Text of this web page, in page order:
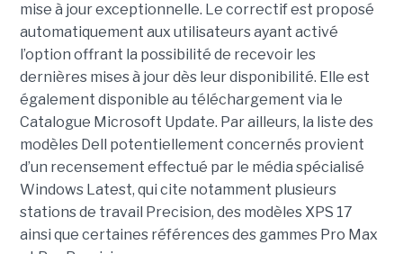
mise à jour exceptionnelle. Le correctif est proposé
automatiquement aux utilisateurs ayant activé
l’option offrant la possibilité de recevoir les
dernières mises à jour dès leur disponibilité. Elle est
également disponible au téléchargement via le
Catalogue Microsoft Update. Par ailleurs, la liste des
modèles Dell potentiellement concernés provient
d’un recensement effectué par le média spécialisé
Windows Latest, qui cite notamment plusieurs
stations de travail Precision, des modèles XPS 17
ainsi que certaines références des gammes Pro Max